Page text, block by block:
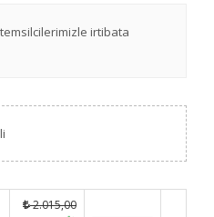
irtibata
2.015,00